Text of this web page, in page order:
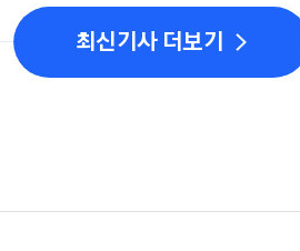
최신기사 더보기